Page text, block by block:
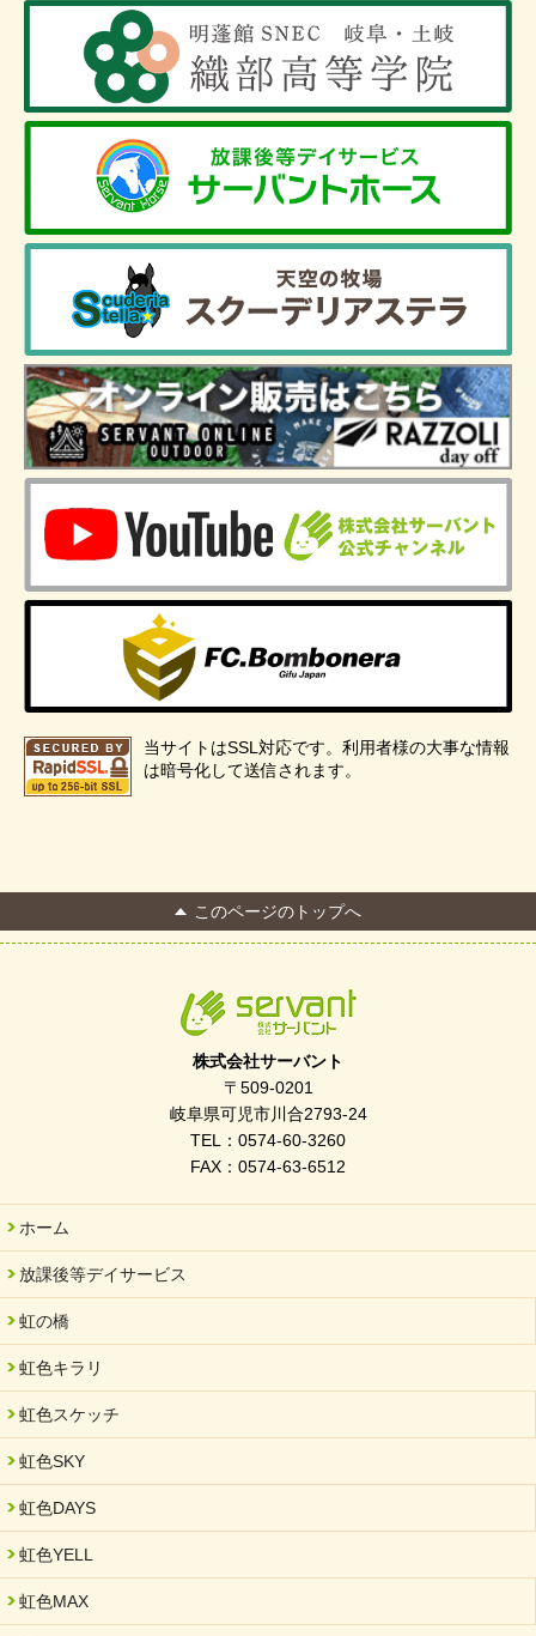
当サイトはSSL対応です。利用者様の大事な情報
は暗号化して送信されます。
このページのトップへ
株式会社サーバント
〒509-0201
岐阜県可児市川合2793-24
TEL：0574-60-3260
FAX：0574-63-6512
ホーム
放課後等デイサービス
虹の橋
虹色キラリ
虹色スケッチ
虹色SKY
虹色DAYS
虹色YELL
虹色MAX